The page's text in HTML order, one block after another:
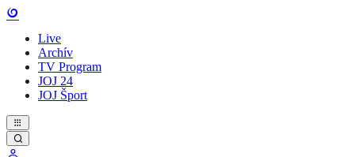
Live
Archív
TV Program
JOJ 24
JOJ Šport